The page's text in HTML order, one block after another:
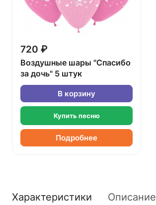
720 ₽
Воздушные шары "Спасибо
за дочь" 5 штук
В корзину
Купить песню
Подробнее
Характеристики Описание